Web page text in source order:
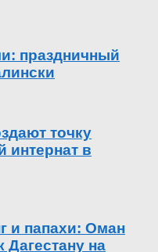
праздничный
точку
интернат в
и папахи: Оман
Дагестану на